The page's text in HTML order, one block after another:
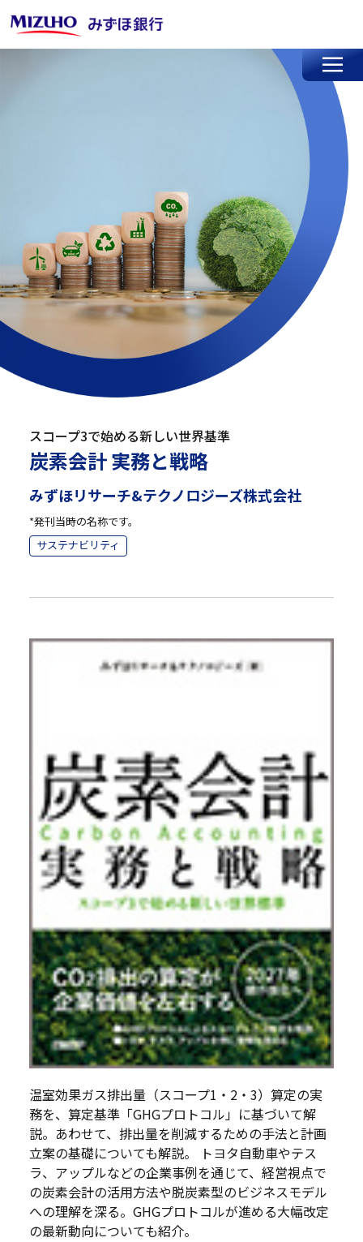
スコープ3で始める新しい世界基準
炭素会計 実務と戦略
みずほリサーチ&テクノロジーズ株式会社
*発刊当時の名称です。
サステナビリティ
温室効果ガス排出量（スコープ1・2・3）算定の実
務を、算定基準「GHGプロトコル」に基づいて解
説。あわせて、排出量を削減するための手法と計画
立案の基礎についても解説。 トヨタ自動車やテス
ラ、アップルなどの企業事例を通じて、経営視点で
の炭素会計の活用方法や脱炭素型のビジネスモデル
への理解を深る。GHGプロトコルが進める大幅改定
の最新動向についても紹介。